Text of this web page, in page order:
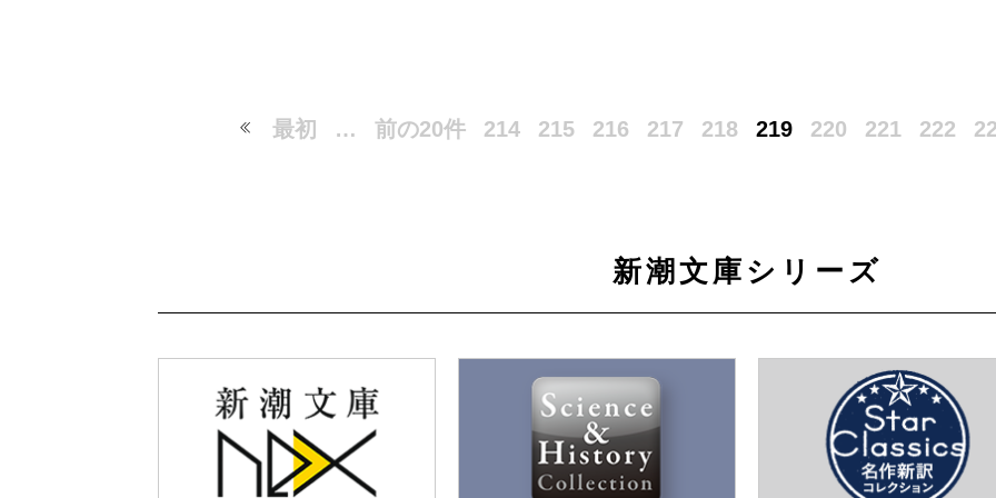
最初 … 前の20件 214 215 216 217 218 219 220 221 222
新潮文庫シリーズ